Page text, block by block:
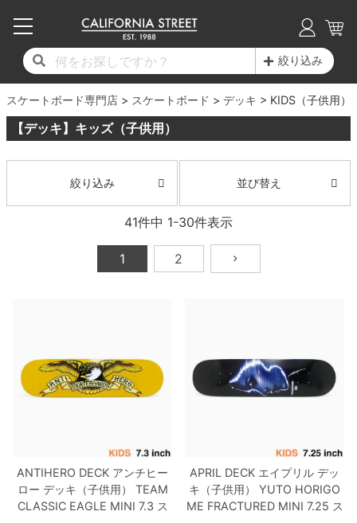
絞り込み
スケートボード専門店 スケートボード デッキ KIDS（子供用）
【デッキ】キッズ（子供用）
絞り込み 並び替え
41件中 1-30件表示
1 2
ANTIHERO DECK アンチヒー
ロー デッキ（子供用）
TEAM
CLASSIC EAGLE MINI 7.3 ス
APRIL DECK エイプリル デッ
キ（子供用）
YUTO HORIGO
ME FRACTURED MINI 7.25 ス
17時までのご注文は当日発送！
11,000円以上で送料無料！
毎月1日はポイント5倍！10日と20日は3倍！
コンプリートセット（完成品）
デッキ
17時までのご注文は当日発送！
11,000円以上で送料無料！
毎月1日はポイント5倍！10日と20日は3倍！
デッキ新着一覧
デッキブランド一覧（全てのデッキ）
サイズからデッキを選ぶ
子供用デッキ
7.0inch以下
7.2inch
7.9inch
8.1inch
8.2inch
17時までのご注文は当日発送！
11,000円以上で送料無料！
毎月1日はポイント5倍！10日と20日は3倍！
トラック新着一覧
トラックブランド一覧（全てのトラック）
適合デッキサイズから選ぶ
7.0inch以下
7.2inch
7.3inch
8.0inch
8.2inch
8.3inch
17時までのご注文は当日発送！
11,000円以上で送料無料！
毎月1日はポイント5倍！10日と20日は3倍！
ウィール新着一覧
ウィールブランド一覧（全てのウィール）
ウィールをサイズから選ぶ
50mm
51mm
52mm
58mm
60mm
62mm
スピットファイヤー F4（フォーミュラフォ
ボーンズ STF（エスティーエフ）
パウエルペラルタ DF（ドラゴンフォーミュ
ボルト
足回りセット（トラック・ウィールセット）
ヘルメット・パッド
17時までのご注文は当日発送！
11,000円以上で送料無料！
毎月1日はポイント5倍！10日と20日は3倍！
シューズ新着一覧
シューズブランド一覧
シューズをサイズから選ぶ
20cm
21cm
22cm
25cm
26cm
26.5cm
17時までのご注文は当日発送！
11,000円以上で送料無料！
毎月1日はポイント5倍！10日と20日は3倍！
Tシャツ
ロングスリーブTシャツ
ショーツ
7分袖シャツ・ラグラン
半袖シャツ
17時までのご注文は当日発送！
11,000円以上で送料無料！
毎月1日はポイント5倍！10日と20日は3倍！
最新ブログ一覧
カテゴリー
17時までのご注文は当日発送！
11,000円以上で送料無料！
毎月1日はポイント5倍！10日と20日は3倍！
初心者の方へ
スタッフおすすめアイテム
スケートパーク情報
17時までのご注文は当日発送！
11,000円以上で送料無料！
毎月1日はポイント5倍！10日と20日は3倍！
店舗情報
ショップライダー紹介
カリフォルニアストリートの歴史
特定商取引法に基づく表記